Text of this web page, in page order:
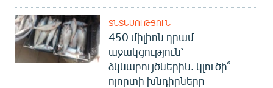
ՏՆՏԵՍՈՒԹՅՈՒՆ
450 միլիոն դրամ
աջակցություն՝
ձկնաբույծներին. կլուծի՞
ոլորտի խնդիրները